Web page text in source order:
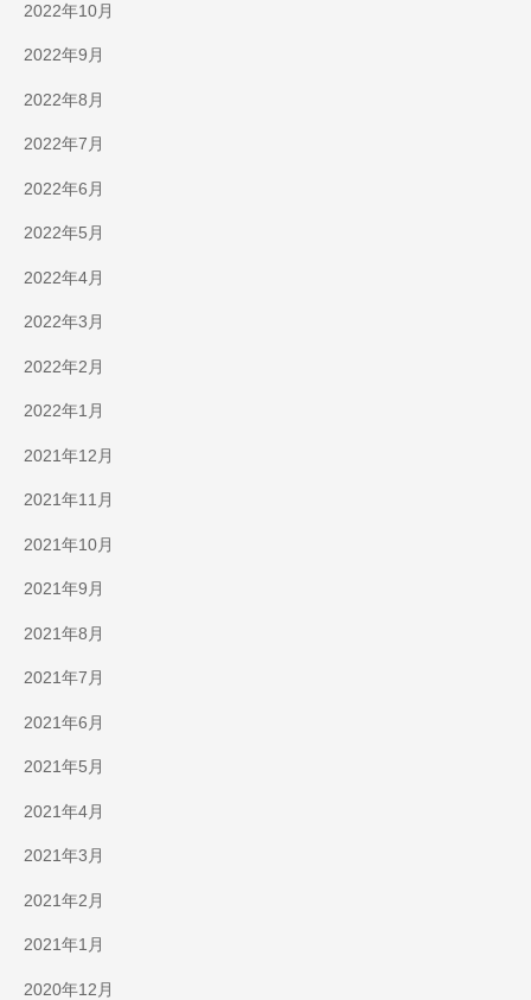
2022年10月
2022年9月
2022年8月
2022年7月
2022年6月
2022年5月
2022年4月
2022年3月
2022年2月
2022年1月
2021年12月
2021年11月
2021年10月
2021年9月
2021年8月
2021年7月
2021年6月
2021年5月
2021年4月
2021年3月
2021年2月
2021年1月
2020年12月